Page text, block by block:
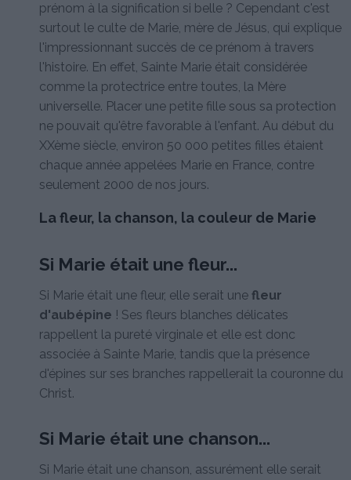
prénom à la signification si belle ? Cependant c'est
surtout le culte de Marie, mère de Jésus, qui explique
l'impressionnant succès de ce prénom à travers
l'histoire. En effet, Sainte Marie était considérée
comme la protectrice entre toutes, la Mère
universelle. Placer une petite fille sous sa protection
ne pouvait qu'être favorable à l'enfant. Au début du
XXème siècle, environ 50 000 petites filles étaient
chaque année appelées Marie en France, contre
seulement 2000 de nos jours.
La fleur, la chanson, la couleur de Marie
Si Marie était une fleur...
Si Marie était une fleur, elle serait une fleur
d'aubépine ! Ses fleurs blanches délicates
rappellent la pureté virginale et elle est donc
associée à Sainte Marie, tandis que la présence
d'épines sur ses branches rappellerait la couronne du
Christ.
Si Marie était une chanson...
Si Marie était une chanson, assurément elle serait